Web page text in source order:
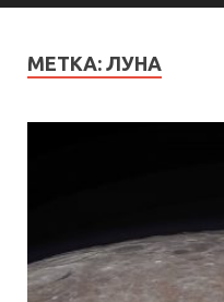
МЕТКА: ЛУНА